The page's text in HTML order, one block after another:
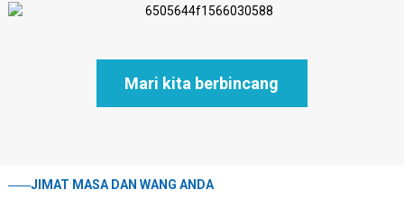
Mari kita berbincang
JIMAT MASA DAN WANG ANDA